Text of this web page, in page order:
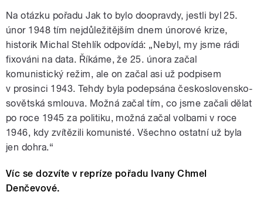
Na otázku pořadu Jak to bylo doopravdy, jestli byl 25.
únor 1948 tím nejdůležitějším dnem únorové krize,
historik Michal Stehlík odpovídá: „Nebyl, my jsme rádi
fixováni na data. Říkáme, že 25. února začal
komunistický režim, ale on začal asi už podpisem
v prosinci 1943. Tehdy byla podepsána československo-
sovětská smlouva. Možná začal tím, co jsme začali dělat
po roce 1945 za politiku, možná začal volbami v roce
1946, kdy zvítězili komunisté. Všechno ostatní už byla
jen dohra.“
Víc se dozvíte v repríze pořadu Ivany Chmel
Denčevové.